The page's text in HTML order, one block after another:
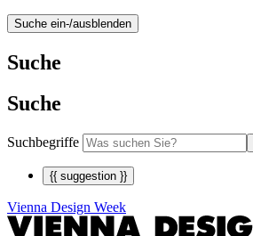
Suche ein-/ausblenden
Suche
Suche
Suchbegriffe
{{ suggestion }}
Vienna Design Week